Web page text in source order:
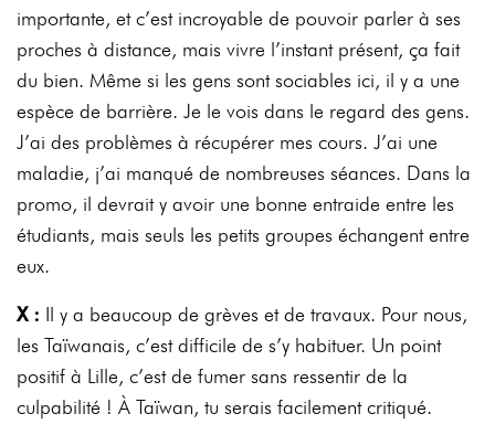
importante, et c’est incroyable de pouvoir parler à ses
proches à distance, mais vivre l’instant présent, ça fait
du bien. Même si les gens sont sociables ici, il y a une
espèce de barrière. Je le vois dans le regard des gens.
J’ai des problèmes à récupérer mes cours. J’ai une
maladie, j’ai manqué de nombreuses séances. Dans la
promo, il devrait y avoir une bonne entraide entre les
étudiants, mais seuls les petits groupes échangent entre
eux.
X : Il y a beaucoup de grèves et de travaux. Pour nous,
les Taïwanais, c’est difficile de s’y habituer. Un point
positif à Lille, c’est de fumer sans ressentir de la
culpabilité ! À Taïwan, tu serais facilement critiqué.